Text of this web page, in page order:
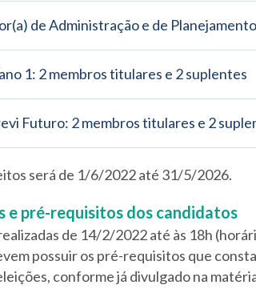
de Administração e de Planejamento
1: 2 membros titulares e 2 suplentes
Futuro: 2 membros titulares e 2
será de 1/6/2022 até 31/5/2026.
e pré-requisitos dos candidatos
de 14/2/2022 até às 18h
possuir os pré-requisitos que
conforme já divulgado na